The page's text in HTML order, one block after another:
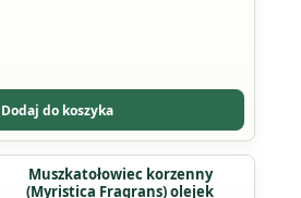
Dodaj do koszyka
Muszkatołowiec korzenny
(Myristica Fragrans) olejek